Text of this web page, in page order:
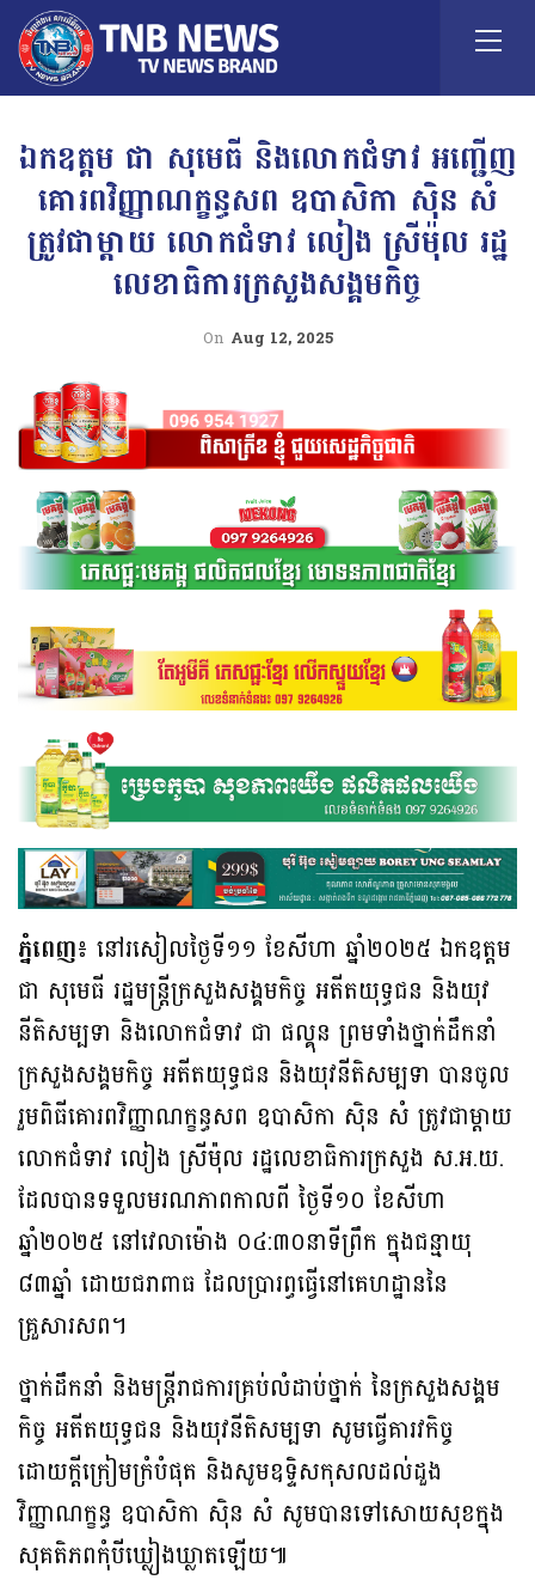
ឯកឧត្តម ជា សុមេធី និងលោកជំទាវ អញ្ជើញ
គោរពវិញ្ញាណក្ខន្ធសព ឧបាសិកា សុិន សំ
ត្រូវជាម្តាយ លោកជំទាវ លៀង ស្រីម៉ុល រដ្ឋ
លេខាធិការក្រសួងសង្គមកិច្ច
On Aug 12, 2025
ភ្នំពេញ៖ នៅរសៀលថ្ងៃទី១១ ខែសីហា ឆ្នាំ២០២៥ ឯកឧត្តម
ជា សុមេធី រដ្ឋមន្ត្រីក្រសួងសង្គមកិច្ច អតីតយុទ្ធជន និងយុវ
នីតិសម្បទា និងលោកជំទាវ ជា ផល្គុន ព្រមទាំងថ្នាក់ដឹកនាំ
ក្រសួងសង្គមកិច្ច អតីតយុទ្ធជន និងយុវនីតិសម្បទា បានចូល
រួមពិធីគោរពវិញ្ញាណក្ខន្ធសព ឧបាសិកា សុិន សំ ត្រូវជាម្តាយ
លោកជំទាវ លៀង ស្រីម៉ុល រដ្ឋលេខាធិការក្រសួង ស.អ.យ.
ដែលបានទទួលមរណភាពកាលពី ថ្ងៃទី១០ ខែសីហា
ឆ្នាំ២០២៥ នៅវេលាម៉ោង ០៤:៣០នាទីព្រឹក ក្នុងជន្មាយុ
៨៣ឆ្នាំ ដោយជរាពាធ ដែលប្រារព្ធធ្វើនៅគេហដ្ឋាននៃ
គ្រួសារសព។
ថ្នាក់ដឹកនាំ និងមន្ត្រីរាជការគ្រប់លំដាប់ថ្នាក់ នៃក្រសួងសង្គម
កិច្ច អតីតយុទ្ធជន និងយុវនីតិសម្បទា សូមធ្វើគារវកិច្ច
ដោយក្តីក្រៀមក្រំបំផុត និងសូមឧទ្ទិសកុសលដល់ដួង
វិញ្ញាណក្ខន្ធ ឧបាសិកា សុិន សំ សូមបានទៅសោយសុខក្នុង
សុគតិភពកុំបីឃ្លៀងឃ្លាតឡើយ៕